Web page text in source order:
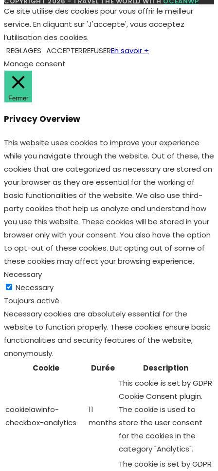
Ce site utilise des cookies pour vous offrir le meilleur
service. En cliquant sur 'J'accepte', vous acceptez
l’utilisation des cookies.
REGLAGES ACCEPTERREFUSEREn savoir +
Manage consent
Fermer
Privacy Overview
This website uses cookies to improve your experience
while you navigate through the website. Out of these, the
cookies that are categorized as necessary are stored on
your browser as they are essential for the working of
basic functionalities of the website. We also use third-
party cookies that help us analyze and understand how
you use this website. These cookies will be stored in your
browser only with your consent. You also have the option
to opt-out of these cookies. But opting out of some of
these cookies may affect your browsing experience.
Necessary
Necessary
Toujours activé
Necessary cookies are absolutely essential for the
website to function properly. These cookies ensure basic
functionalities and security features of the website,
anonymously.
Cookie
Durée Description
cookielawinfo-
checkbox-analytics
11
months
This cookie is set by GDPR
Cookie Consent plugin.
The cookie is used to
store the user consent
for the cookies in the
category "Analytics".
The cookie is set by GDPR